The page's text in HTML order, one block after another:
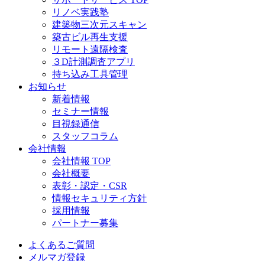
リノベ実践塾
建築物三次元スキャン
築古ビル再生支援
リモート遠隔検査
３D計測調査アプリ
持ち込み工具管理
お知らせ
新着情報
セミナー情報
目視録通信
スタッフコラム
会社情報
会社情報 TOP
会社概要
表彰・認定・CSR
情報セキュリティ方針
採用情報
パートナー募集
よくあるご質問
メルマガ登録